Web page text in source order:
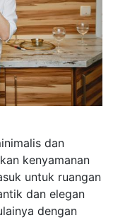
dan
kenyamanan
untuk ruangan
dan elegan
dengan